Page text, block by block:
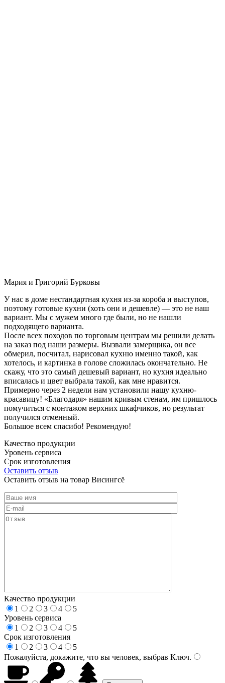
Мария и Григорий Бурковы
У нас в доме нестандартная кухня из-за короба и выступов,
поэтому готовые кухни (хоть они и дешевле) — это не наш
вариант. Мы с мужем много где были, но не нашли
подходящего варианта.
После всех походов по торговым центрам мы решили делать
на заказ под наши размеры. Вызвали замерщика, он все
обмерил, посчитал, нарисовал кухню именно такой, как
хотелось, и картинка в голове сложилась окончательно. Не
скажу, что это самый дешевый вариант, но кухня идеально
вписалась и цвет выбрала такой, как мне нравится.
Примерно через 2 недели нам установили нашу кухню-
красавицу! «Благодаря» нашим кривым стенам, им пришлось
помучиться с монтажом верхних шкафчиков, но результат
получился отменный.
Большое всем спасибо! Рекомендую!
Качество продукции
Уровень сервиса
Срок изготовления
Оставить отзыв
Оставить отзыв на товар Висингсё
Качество продукции
1
2 3 4
5
Уровень сервиса
1
2 3 4
5
Срок изготовления
1
2 3 4
5
Пожалуйста, докажите, что вы человек, выбрав Ключ.